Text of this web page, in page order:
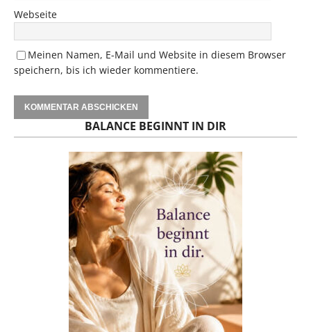
Webseite
Meinen Namen, E-Mail und Website in diesem Browser
speichern, bis ich wieder kommentiere.
BALANCE BEGINNT IN DIR